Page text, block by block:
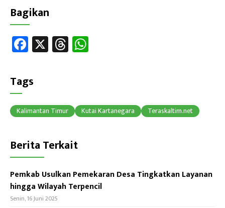
Bagikan
Fa
ce
b
o
ok
X T
hr
p
p
Tags
Kalimantan Timur Kutai Kartanegara Teraskaltim.net
Berita Terkait
Pemkab Usulkan Pemekaran Desa Tingkatkan Layanan
hingga Wilayah Terpencil
Senin, 16 Juni 2025